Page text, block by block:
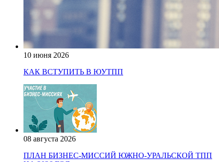
10 июня 2026
КАК ВСТУПИТЬ В ЮУТПП
08 августа 2026
ПЛАН БИЗНЕС-МИССИЙ ЮЖНО-УРАЛЬСКОЙ ТПП